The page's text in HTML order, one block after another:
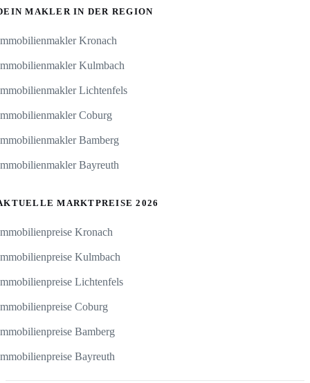
MAKLER IN DER REGION
Kronach
Kulmbach
Lichtenfels
Coburg
Bamberg
Bayreuth
MARKTPREISE 2026
Kronach
Kulmbach
Lichtenfels
Coburg
Bamberg
Bayreuth